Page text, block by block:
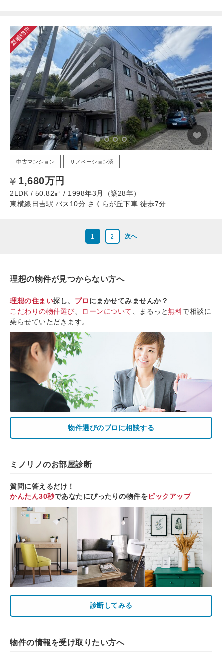
新着物件
中古マンション リノベーション済
1,680万円
2LDK / 50.82㎡ / 1998年3月（築28年）
東横線日吉駅 バス10分 さくらが丘下車 徒歩7分
1 2 次へ
理想の物件が見つからない方へ
理想の住まい探し、 プロ にまかせてみませんか？
こだわりの物件選び
ローンについて 、まるっと無料で相談に
乗らせていただきます。
物件選びのプロに相談する
ミノリノのお部屋診断
質問に答えるだけ！
かんたん30秒であなたにぴったりの物件をピックアップ
診断してみる
物件の情報を受け取りたい方へ